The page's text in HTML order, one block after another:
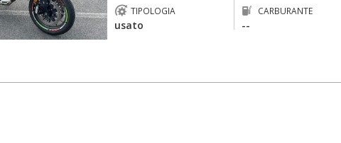
TIPOLOGIA
usato
CARBURANTE
--